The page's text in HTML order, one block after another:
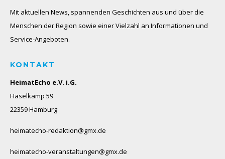
Mit aktuellen News, spannenden Geschichten aus und über die
Menschen der Region sowie einer Vielzahl an Informationen und
Service-Angeboten.
KONTAKT
HeimatEcho e.V. i.G.
Haselkamp 59
22359 Hamburg
heimatecho-redaktion@gmx.de
heimatecho-veranstaltungen@gmx.de